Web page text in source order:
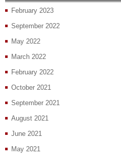
February 2023
September 2022
May 2022
March 2022
February 2022
October 2021
September 2021
August 2021
June 2021
May 2021